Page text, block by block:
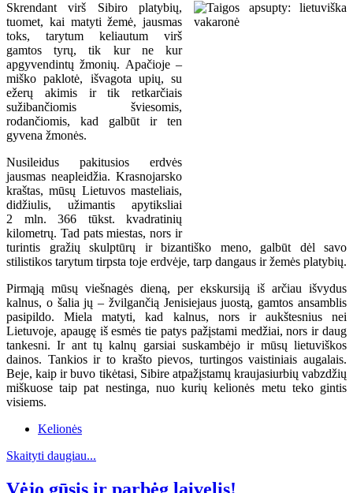
Skrendant virš Sibiro platybių,
tuomet, kai matyti žemė, jausmas
toks, tarytum keliautum virš
gamtos tyrų, tik kur ne kur
apgyvendintų žmonių. Apačioje –
miško paklotė, išvagota upių, su
ežerų akimis ir tik retkarčiais
sužibančiomis šviesomis,
rodančiomis, kad galbūt ir ten
gyvena žmonės.
Nusileidus pakitusios erdvės
jausmas neapleidžia. Krasnojarsko
kraštas, mūsų Lietuvos masteliais,
didžiulis, užimantis apytiksliai
2 mln. 366 tūkst. kvadratinių
kilometrų. Tad pats miestas, nors ir
turintis gražių skulptūrų ir bizantiško meno, galbūt dėl savo
stilistikos tarytum tirpsta toje erdvėje, tarp dangaus ir žemės platybių.
Pirmąją mūsų viešnagės dieną, per ekskursiją iš arčiau išvydus
kalnus, o šalia jų – žvilgančią Jenisiejaus juostą, gamtos ansamblis
pasipildo. Miela matyti, kad kalnus, nors ir aukštesnius nei
Lietuvoje, apaugę iš esmės tie patys pažįstami medžiai, nors ir daug
tankesni. Ir ant tų kalnų garsiai suskambėjo ir mūsų lietuviškos
dainos. Tankios ir to krašto pievos, turtingos vaistiniais augalais.
Beje, kaip ir buvo tikėtasi, Sibire atpažįstamų kraujasiurbių vabzdžių
miškuose taip pat nestinga, nuo kurių kelionės metu teko gintis
visiems.
Kelionės
Skaityti daugiau...